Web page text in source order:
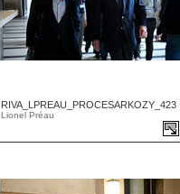
RIVA_LPREAU_PROCESARKOZY_423
Lionel Préau